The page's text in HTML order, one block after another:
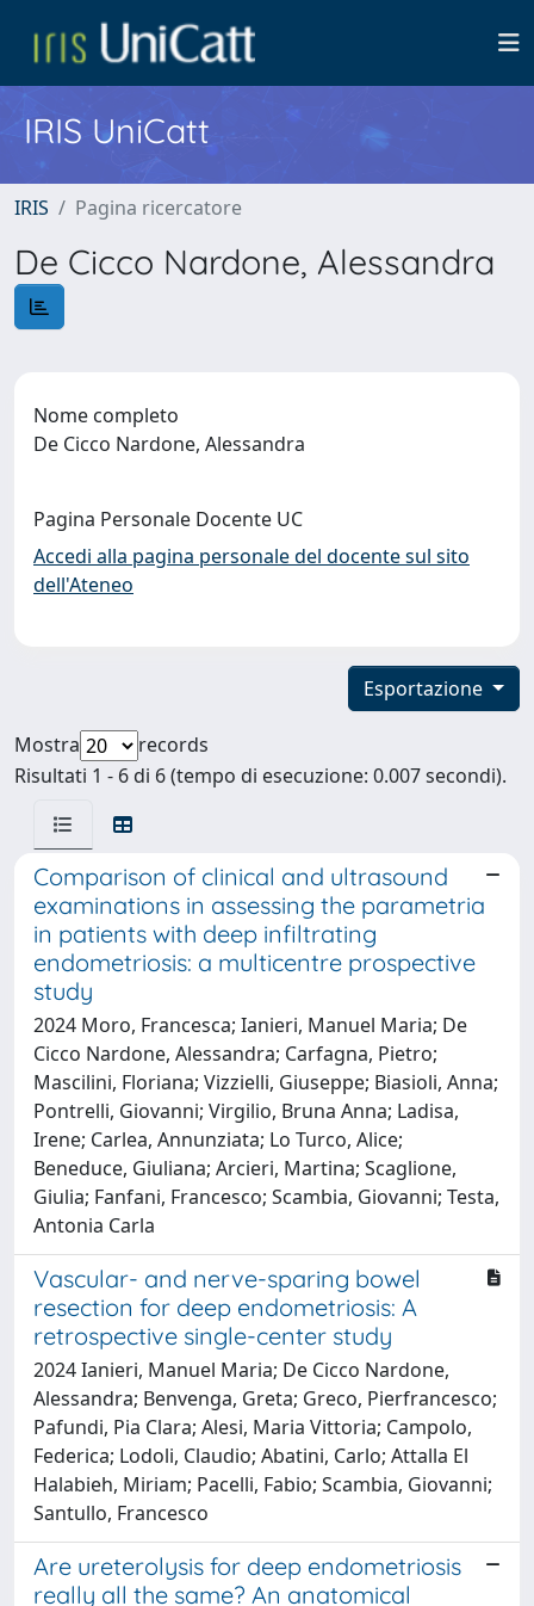
IRIS UniCatt
IRIS Pagina ricercatore
De Cicco Nardone, Alessandra
Nome completo
De Cicco Nardone, Alessandra
Pagina Personale Docente UC
Accedi alla pagina personale del docente sul sito
dell'Ateneo
Esportazione
Mostra
records
Risultati 1 - 6 di 6 (tempo di esecuzione: 0.007 secondi).
Comparison of clinical and ultrasound
examinations in assessing the parametria
in patients with deep infiltrating
endometriosis: a multicentre prospective
study
2024 Moro, Francesca; Ianieri, Manuel Maria; De
Cicco Nardone, Alessandra; Carfagna, Pietro;
Mascilini, Floriana; Vizzielli, Giuseppe; Biasioli, Anna;
Pontrelli, Giovanni; Virgilio, Bruna Anna; Ladisa,
Irene; Carlea, Annunziata; Lo Turco, Alice;
Beneduce, Giuliana; Arcieri, Martina; Scaglione,
Giulia; Fanfani, Francesco; Scambia, Giovanni; Testa,
Antonia Carla
Vascular- and nerve-sparing bowel
resection for deep endometriosis: A
retrospective single-center study
2024 Ianieri, Manuel Maria; De Cicco Nardone,
Alessandra; Benvenga, Greta; Greco, Pierfrancesco;
Pafundi, Pia Clara; Alesi, Maria Vittoria; Campolo,
Federica; Lodoli, Claudio; Abatini, Carlo; Attalla El
Halabieh, Miriam; Pacelli, Fabio; Scambia, Giovanni;
Santullo, Francesco
Are ureterolysis for deep endometriosis
really all the same? An anatomical